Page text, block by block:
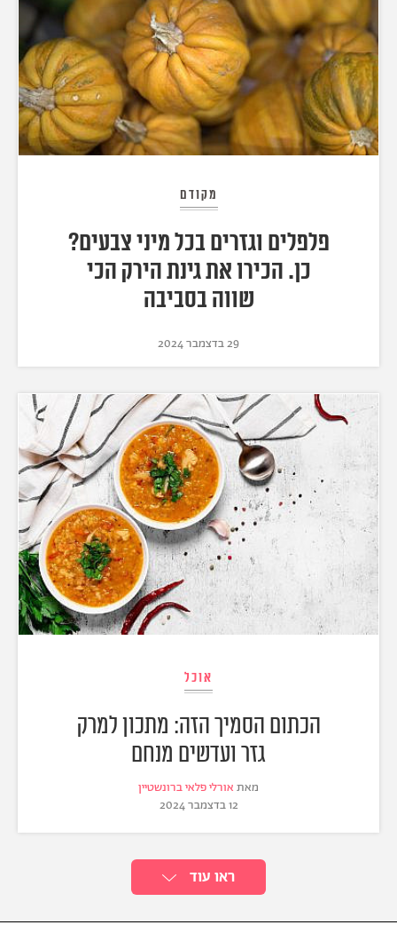
מקודם
פלפלים וגזרים בכל מיני צבעים?
כן. הכירו את גינת הירק הכי
שווה בסביבה
29 בדצמבר 2024
אוכל
הכתום הסמיך הזה: מתכון למרק
גזר ועדשים מנחם
מאת אורלי פלאי ברונשטיין
12 בדצמבר 2024
ראו עוד